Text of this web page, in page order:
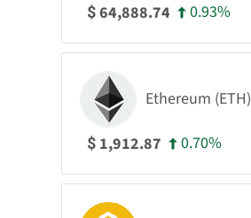
$64,888.74 0.93%
Ethereum (ETH)
$ 1,912.87 0.70%